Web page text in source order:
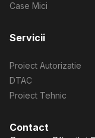
Case Mici
Servicii
Proiect Autorizatie
DTAC
Proiect Tehnic
Contact